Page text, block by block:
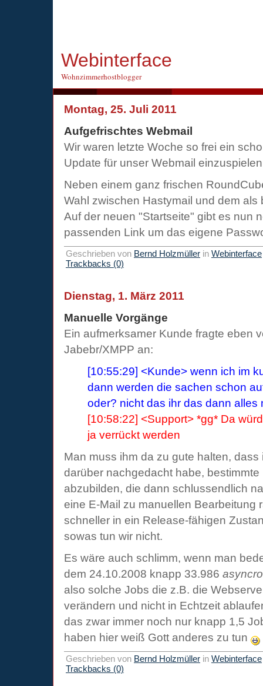
Webinterface
Wohnzimmerhostblogger
Montag, 25. Juli 2011
Aufgefrischtes Webmail
Wir waren letzte Woche so frei ein
Update für unser Webmail
Neben einem ganz frischen
Wahl zwischen Hastymail und dem als
Auf der neuen "Startseite" gibt es nun
passenden Link um das eigene
Geschrieben von Bernd Holzmüller in Webinterface
Trackbacks (0)
Dienstag, 1. März 2011
Manuelle Vorgänge
Ein aufmerksamer Kunde fragte eben
Jabebr/XMPP an:
[10:55:29] <Kunde> wenn ich im
dann werden die sachen schon
oder? nicht das ihr das dann alles
[10:58:22] <Support> *gg* Da
ja verrückt werden
Man muss ihm da zu gute halten,
darüber nachgedacht habe,
abzubilden, die dann schlussendlich
eine E-Mail zu manuellen Bearbeitung
schneller in ein Release-fähigen
sowas tun wir nicht.
Es wäre auch schlimm, wenn man
dem 24.10.2008 knapp 33.986
also solche Jobs die z.B. die
verändern und nicht in Echtzeit
das zwar immer noch nur knapp 1,5
haben hier weiß Gott anderes zu tun
Geschrieben von Bernd Holzmüller in Webinterface
Trackbacks (0)